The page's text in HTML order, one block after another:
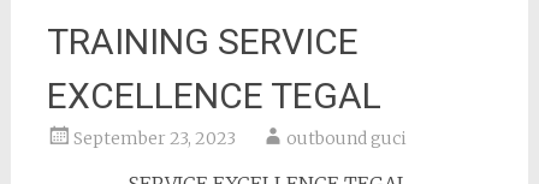
TRAINING SERVICE
EXCELLENCE TEGAL
September 23, 2023 outbound guci